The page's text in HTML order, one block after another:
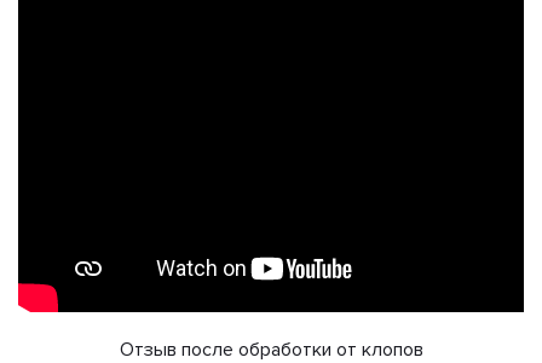
Отзыв после обработки от клопов